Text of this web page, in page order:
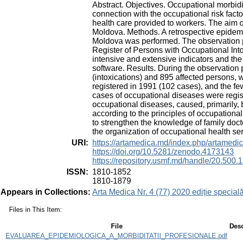
Abstract. Objectives. Occupational
connection with the occupational risk
health care provided to workers. The aim
Moldova. Methods. A retrospective
Moldova was performed. The
Register of Persons with Occupational
intensive and extensive indicators and
software. Results. During the
(intoxications) and 895 affected persons,
registered in 1991 (102 cases), and the
cases of occupational diseases were
occupational diseases, caused,
according to the principles of
to strengthen the knowledge of family
the organization of occupational health
URI :
https://artamedica.md/index.php/
https://doi.org/10.5281/zenodo.4173143
https://repository.usmf.md/handle/
ISSN : 1810-1852
1810-1879
Appears in Collections: Arta Medica Nr. 4 (77) 2020 ediție specială
Files in This Item:
File
EVALUAREA_EPIDEMIOLOGICA_A_MORBIDITATII_PROFESIONALE.pdf